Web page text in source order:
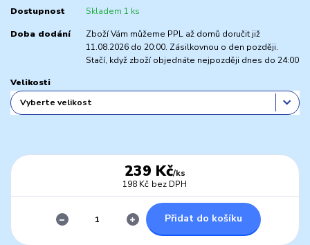
Dostupnost Skladem 1 ks
Doba dodání
Zboží Vám můžeme PPL až domů doručit již
11.08.2026 do 20:00. Zásilkovnou o den později.
Stačí, když zboží objednáte nejpozději dnes do 24:00
Velikosti
239 Kč/ks
198 Kč bez DPH
Přidat do košíku